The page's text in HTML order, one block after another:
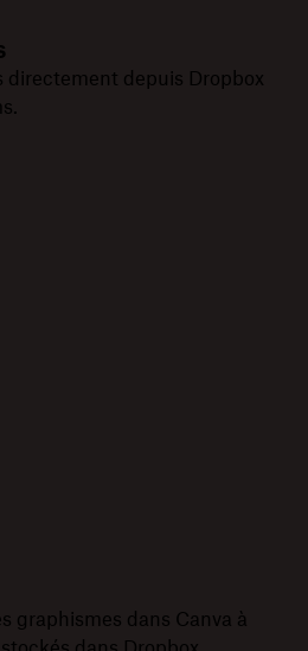
directement depuis Dropbox
graphismes dans Canva à